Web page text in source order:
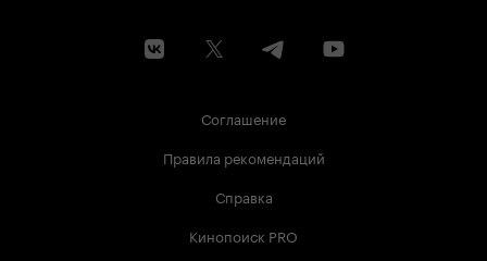
Соглашение
Правила рекомендаций
Справка
Кинопоиск PRO